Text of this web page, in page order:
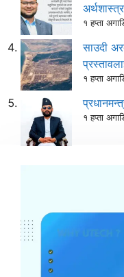
१ हप्ता
साउदी
१ हप्ता
१ हप्ता